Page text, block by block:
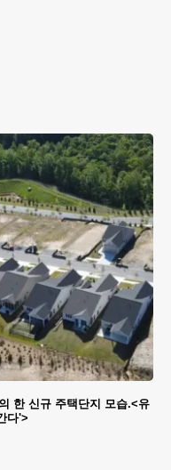
한 신규 주택단지 모습.<유
다'>